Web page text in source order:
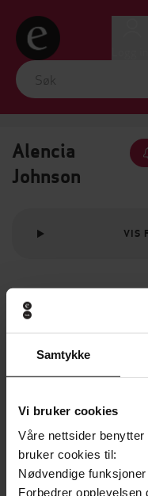
Samtykke
Vi bruker cookies
Våre nettsider
bruker cookies til:
Nødvendige
Forbedrer opplevelsen
Alencia
Johnson
VIS